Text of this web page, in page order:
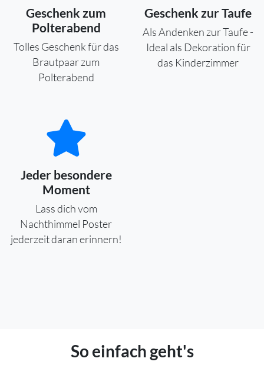
Geschenk zum
Polterabend
Tolles Geschenk für das
Brautpaar zum
Polterabend
Geschenk zur Taufe
Als Andenken zur Taufe -
Ideal als Dekoration für
das Kinderzimmer
Jeder besondere
Moment
Lass dich vom
Nachthimmel Poster
jederzeit daran erinnern!
So einfach geht's